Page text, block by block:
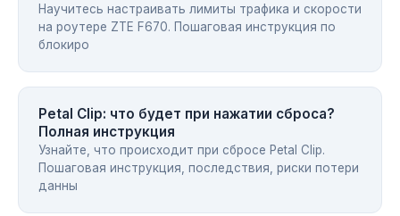
Научитесь настраивать лимиты трафика и скорости
на роутере ZTE F670. Пошаговая инструкция по
блокиро
Petal Clip: что будет при нажатии сброса?
Полная инструкция
Узнайте, что происходит при сбросе Petal Clip.
Пошаговая инструкция, последствия, риски потери
данны